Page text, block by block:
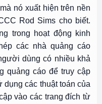
nó xuất hiện trên nền
Rod Sims cho biết.
trong hoạt động kinh
các nhà quảng cáo
dùng có nhiều khả
quảng cáo để truy cập
dụng các thuật toán của
vào các trang đích từ